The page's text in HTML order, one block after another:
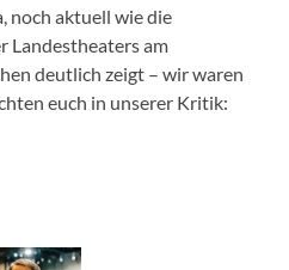
noch aktuell wie die
Landestheaters am
deutlich zeigt – wir waren
euch in unserer Kritik: